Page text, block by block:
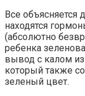
Все объясняется
находятся
(абсолютно
ребенка
вывод с калом из
который также
зеленый цвет.